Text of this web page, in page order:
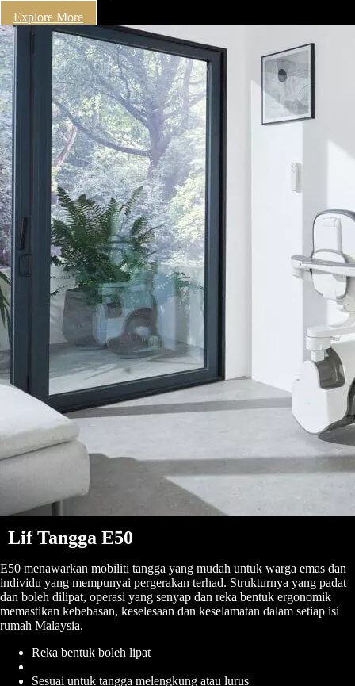
Explore More
Lif Tangga E50
E50 menawarkan mobiliti tangga yang mudah untuk warga emas dan
individu yang mempunyai pergerakan terhad. Strukturnya yang padat
dan boleh dilipat, operasi yang senyap dan reka bentuk ergonomik
memastikan kebebasan, keselesaan dan keselamatan dalam setiap isi
rumah Malaysia.
Reka bentuk boleh lipat
Sesuai untuk tangga melengkung atau lurus